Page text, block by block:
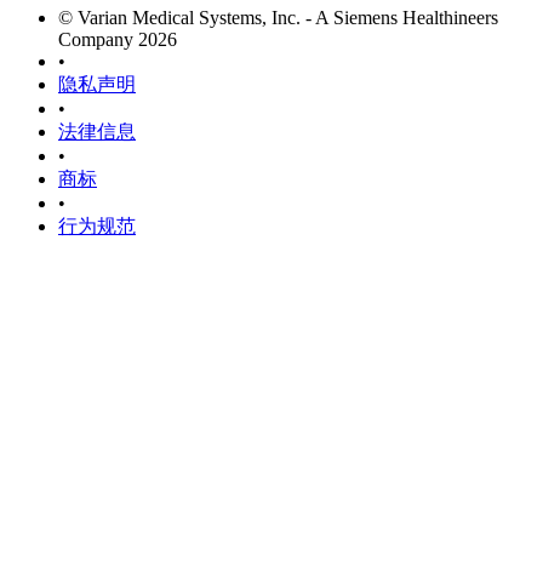
© Varian Medical Systems, Inc. - A Siemens Healthineers
Company 2026
•
隐私声明
•
法律信息
•
商标
•
行为规范